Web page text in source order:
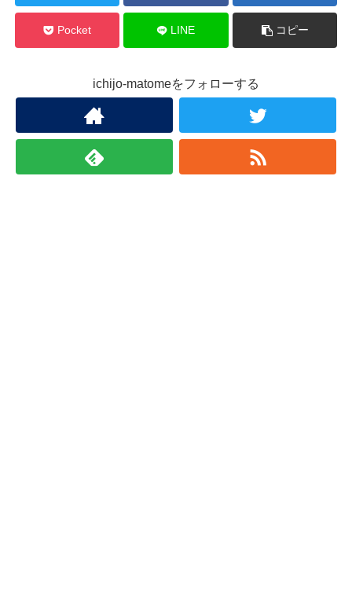
Pocket LINE コピー
ichijo-matomeをフォローする